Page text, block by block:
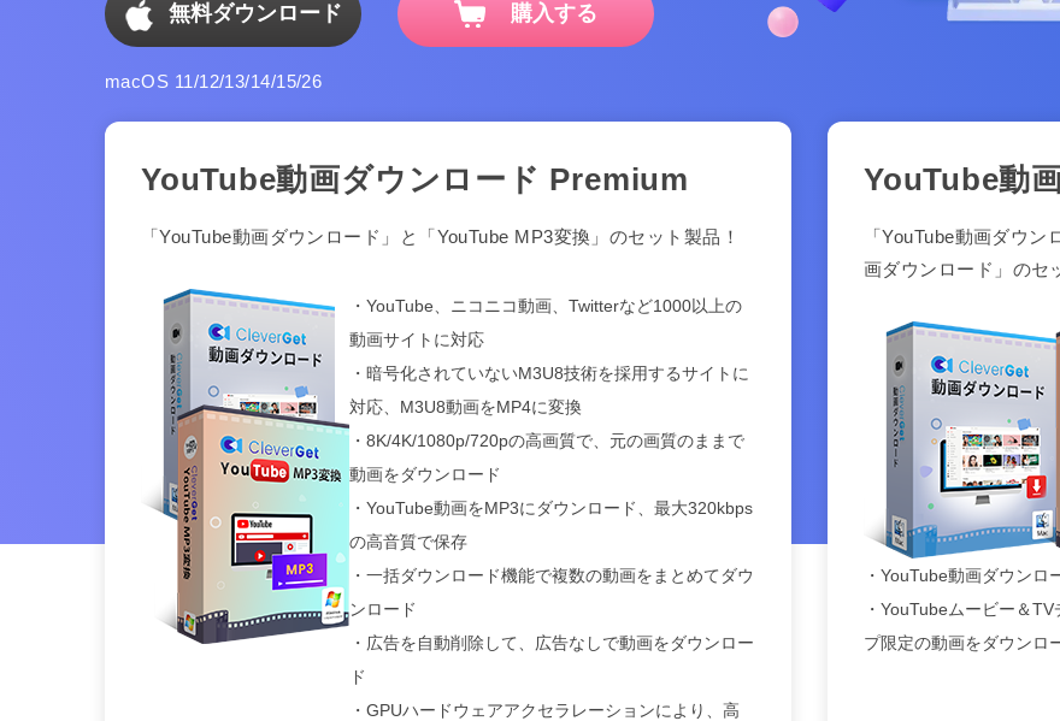
無料ダウンロード 購入する
macOS 11/12/13/14/15/26
YouTube動画ダウンロード Premium
「YouTube動画ダウンロード」と「YouTube MP3変換」のセット製品！
・YouTube、ニコニコ動画、Twitterなど1000以上の
動画サイトに対応
・暗号化されていないM3U8技術を採用するサイトに
対応、M3U8動画をMP4に変換
・8K/4K/1080p/720pの高画質で、元の画質のままで
動画をダウンロード
・YouTube動画をMP3にダウンロード、最大320kbps
の高音質で保存
・一括ダウンロード機能で複数の動画をまとめてダウ
ンロード
・広告を自動削除して、広告なしで動画をダウンロー
ド
・GPUハードウェアアクセラレーションにより、高
YouTube動
「YouTube動画ダウ
画ダウンロード」のセ
・YouTube動画ダウン
・YouTubeムービー＆
プ限定の動画をダウンロ